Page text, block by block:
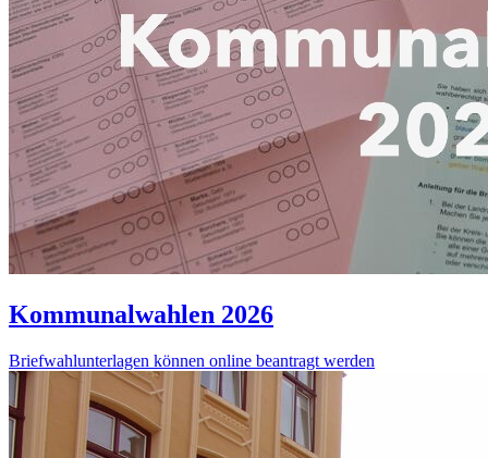
Kommunalwahlen 2026
Briefwahlunterlagen können online beantragt werden